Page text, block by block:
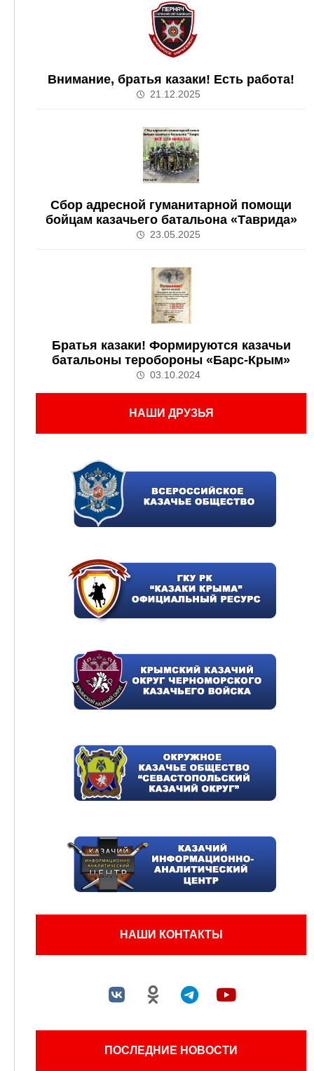
Внимание, братья казаки! Есть работа!
21.12.2025
Сбор адресной гуманитарной помощи
бойцам казачьего батальона «Таврида»
23.05.2025
Братья казаки! Формируются казачьи
батальоны теробороны «Барс-Крым»
03.10.2024
НАШИ ДРУЗЬЯ
НАШИ КОНТАКТЫ
ПОСЛЕДНИЕ НОВОСТИ